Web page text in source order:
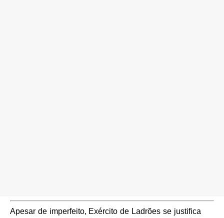
Apesar de imperfeito, Exército de Ladrões se justifica